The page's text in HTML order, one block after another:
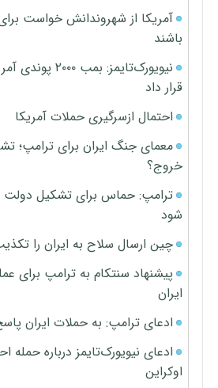
آمریکا از شهروندانش خواست
باشند
نیویورک‌تایمز:
قرار داد
احتمال ازسرگیری حملات آمریکا
معمای جنگ ایران برای ترامپ؛
خروج؟
ترامپ: حماس برای تشکیل دولت
شود
چین ارسال سلاح به ایران را
پیشنهاد سنتکام به ترامپ برای
ایران
ادعای ترامپ: به حملات ایران
ادعای نیویورک‌تایمز درباره حمله
اوکراین